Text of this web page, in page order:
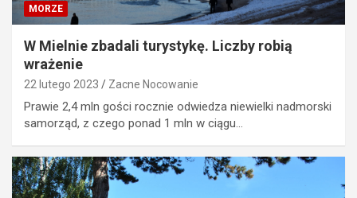
MORZE
W Mielnie zbadali turystykę. Liczby robią
wrażenie
22 lutego 2023 Zacne Nocowanie
Prawie 2,4 mln gości rocznie odwiedza niewielki nadmorski
samorząd, z czego ponad 1 mln w ciągu…